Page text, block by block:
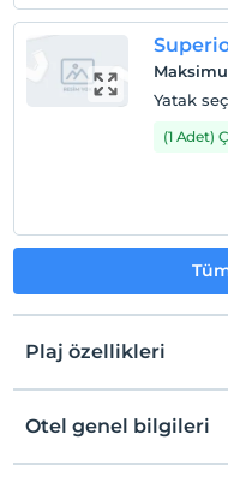
Yatak
(1 Adet)
Plaj özellikleri
Denize
Otel genel bilgileri